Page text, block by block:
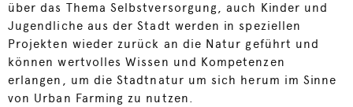
über das Thema Selbstversorgung, auch Kinder und
Jugendliche aus der Stadt werden in speziellen
Projekten wieder zurück an die Natur geführt und
können wertvolles Wissen und Kompetenzen
erlangen, um die Stadtnatur um sich herum im Sinne
von Urban Farming zu nutzen.